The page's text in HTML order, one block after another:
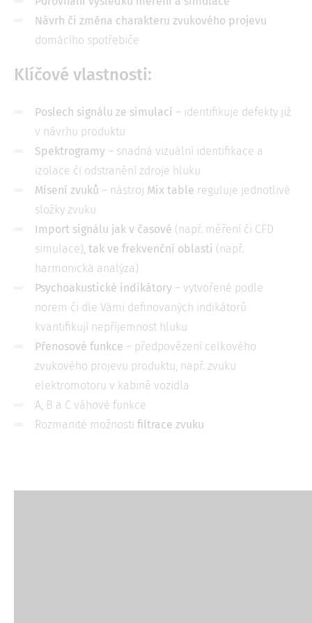
Návrh či změna charakteru zvukového projevu
domácího spotřebiče
Klíčové vlastnosti:
Poslech signálu ze simulací – identifikuje defekty již
v návrhu produktu
Spektrogramy – snadná vizuální identifikace a
izolace či odstranění zdroje hluku
Mísení zvuků – nástroj Mix table reguluje jednotlivé
složky zvuku
Import signálu jak v časové (např. měření či CFD
simulace), tak ve frekvenční oblasti (např.
harmonická analýza)
Psychoakustické indikátory – vytvořené podle
norem či dle Vámi definovaných indikátorů
kvantifikují nepříjemnost hluku
Přenosové funkce – předpovězení celkového
zvukového projevu produktu, např. zvuku
elektromotoru v kabině vozidla
A, B a C váhové funkce
Rozmanité možnosti filtrace zvuku